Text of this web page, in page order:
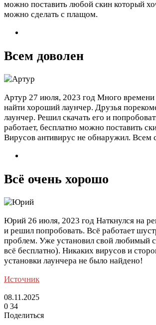
можно поставить любой скин который
можно сделать с плащом.
Всем доволен
Артур 27 июля, 2023 год Много времени
найти хороший лаунчер. Друзья
лаунчер. Решил скачать его и
работает, бесплатно можно поставить
Вирусов антивирус не обнаружил. Всем
Всё очень хорошо
Юрий 26 июля, 2023 год Наткнулся на
и решил попробовать. Всё работает
проблем. Уже установил свой любимый
всё бесплатно). Никаких вирусов и
установки лаунчера не было найдено!
Источник
08.11.2025
0 34
Поделиться